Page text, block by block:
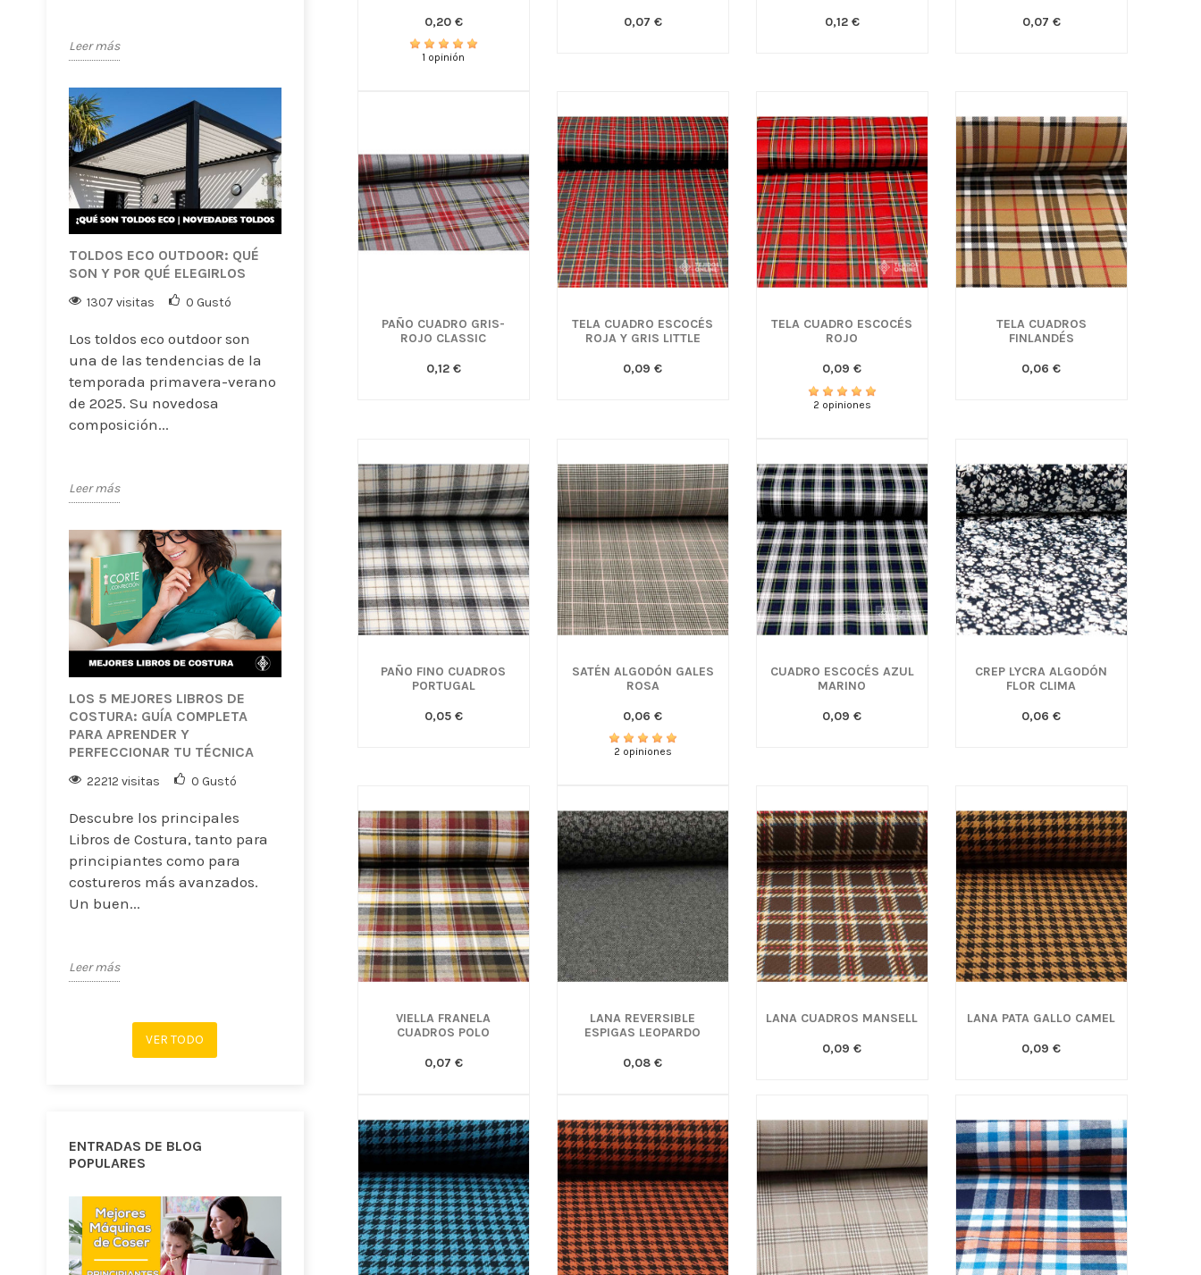
Leer más
TOLDOS ECO OUTDOOR: QUÉ
SON Y POR QUÉ ELEGIRLOS
1307 visitas 0 Gustó
Los toldos eco outdoor son
una de las tendencias de la
temporada primavera-verano
de 2025. Su novedosa
composición...
Leer más
LOS 5 MEJORES LIBROS DE
COSTURA: GUÍA COMPLETA
PARA APRENDER Y
PERFECCIONAR TU TÉCNICA
22212 visitas 0 Gustó
Descubre los principales
Libros de Costura, tanto para
principiantes como para
costureros más avanzados.
Un buen...
Leer más
VER TODO
ENTRADAS DE BLOG
POPULARES
0,20 €
1 opinión
0,07 €
0,12 €
0,07 €
PAÑO CUADRO GRIS-
ROJO CLASSIC
0,12 €
TELA CUADRO ESCOCÉS
ROJA Y GRIS LITTLE
0,09 €
TELA CUADRO ESCOCÉS
ROJO
0,09 €
2 opiniones
TELA CUADROS
FINLANDÉS
0,06 €
PAÑO FINO CUADROS
PORTUGAL
0,05 €
SATÉN ALGODÓN GALES
ROSA
0,06 €
2 opiniones
CUADRO ESCOCÉS AZUL
MARINO
0,09 €
CREP LYCRA ALGODÓN
FLOR CLIMA
0,06 €
VIELLA FRANELA
CUADROS POLO
0,07 €
LANA REVERSIBLE
ESPIGAS LEOPARDO
0,08 €
LANA CUADROS MANSELL
0,09 €
LANA PATA GALLO CAMEL
0,09 €